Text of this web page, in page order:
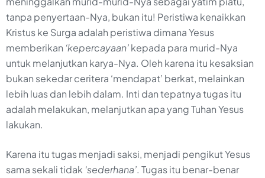
tanpa penyertaan-Nya, bukan itu! Peristiwa kenaikkan
Kristus ke Surga adalah peristiwa dimana Yesus
memberikan ‘kepercayaan’kepada para murid-Nya
untuk melanjutkan karya-Nya. Oleh karena itu kesaksian
bukan sekedar ceritera ‘mendapat’ berkat, melainkan
lebih luas dan lebih dalam. Inti dan tepatnya tugas itu
adalah melakukan, melanjutkan apa yang Tuhan Yesus
lakukan.
Karena itu tugas menjadi saksi, menjadi pengikut Yesus
sama sekali tidak ‘sederhana’. Tugas itu benar-benar